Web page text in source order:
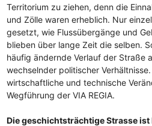
Territorium zu ziehen, denn die
und Zölle waren erheblich. Nur
gesetzt, wie Flussübergänge und
blieben über lange Zeit die selben.
häufig ändernde Verlauf der Straße
wechselnder politischer
wirtschaftliche und technische
Wegführung der VIA REGIA.
Die geschichtsträchtige Strasse ist